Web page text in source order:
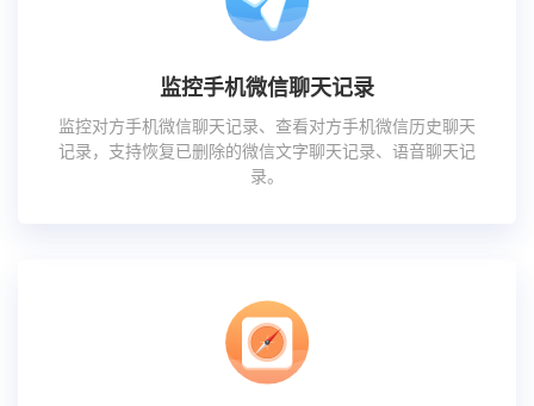
监控手机微信聊天记录
监控对方手机微信聊天记录、查看对方手机微信历史聊天
记录，支持恢复已删除的微信文字聊天记录、语音聊天记
录。